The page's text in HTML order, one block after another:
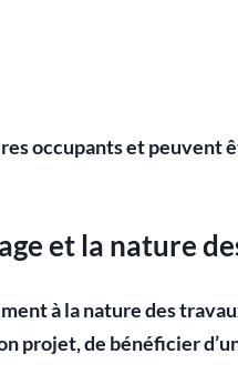
occupants et peuvent
et la nature
à la nature des
projet, de bénéficier